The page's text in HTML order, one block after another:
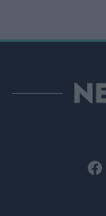
05/08/